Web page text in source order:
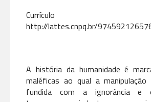
Currículo
http://lattes.cnpq.br/
A história da humanidade é
maléficas ao qual a manipulação
fundida com a ignorância e